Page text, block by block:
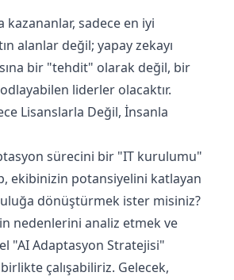
kazananlar, sadece en iyi
alanlar değil; yapay zekayı
bir "tehdit" olarak değil, bir
liderler olacaktır.
Lisanslarla Değil, İnsanla
sürecini bir "IT kurulumu"
ekibinizin potansiyelini katlayan
dönüştürmek ister misiniz?
nedenlerini analiz etmek ve
"AI Adaptasyon Stratejisi"
çalışabiliriz. Gelecek,